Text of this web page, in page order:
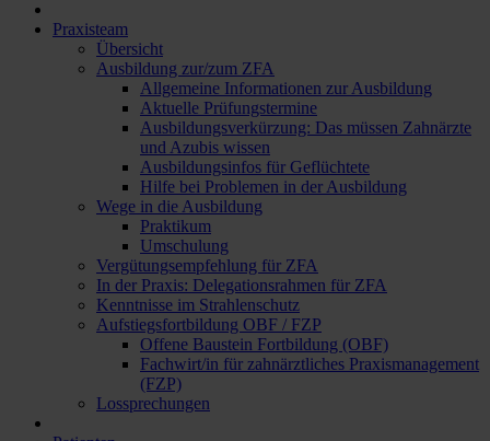
Praxisteam
Übersicht
Ausbildung zur/zum ZFA
Allgemeine Informationen zur Ausbildung
Aktuelle Prüfungstermine
Ausbildungsverkürzung: Das müssen Zahnärzte
und Azubis wissen
Ausbildungsinfos für Geflüchtete
Hilfe bei Problemen in der Ausbildung
Wege in die Ausbildung
Praktikum
Umschulung
Vergütungsempfehlung für ZFA
In der Praxis: Delegationsrahmen für ZFA
Kenntnisse im Strahlenschutz
Aufstiegsfortbildung OBF / FZP
Offene Baustein Fortbildung (OBF)
Fachwirt/in für zahnärztliches Praxismanagement
(FZP)
Lossprechungen